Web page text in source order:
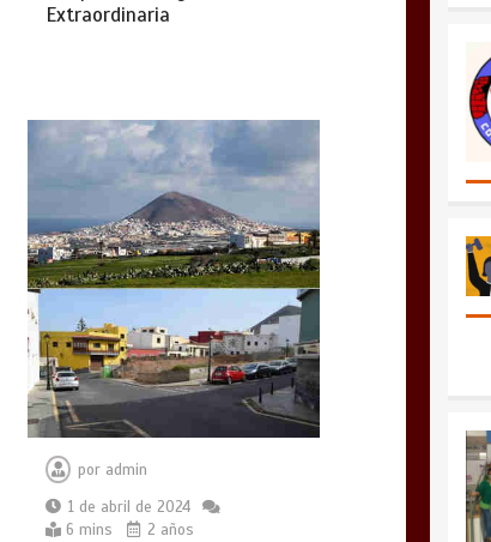
Extraordinaria
por admin
1 de abril de 2024
6 mins
2 años